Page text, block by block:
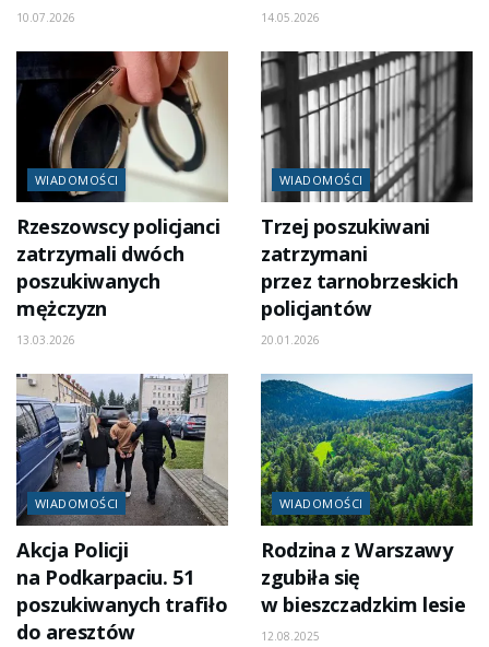
10.07.2026 14.05.2026
WIADOMOŚCI
Rzeszowscy policjanci
zatrzymali dwóch
poszukiwanych
mężczyzn
13.03.2026
WIADOMOŚCI
Trzej poszukiwani
zatrzymani
przez tarnobrzeskich
policjantów
20.01.2026
WIADOMOŚCI
Akcja Policji
na Podkarpaciu. 51
poszukiwanych trafiło
do aresztów
WIADOMOŚCI
Rodzina z Warszawy
zgubiła się
w bieszczadzkim lesie
12.08.2025